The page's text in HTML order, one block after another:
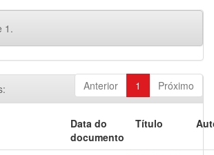
1.
Anterior 1 Próximo
Data do
documento
Título